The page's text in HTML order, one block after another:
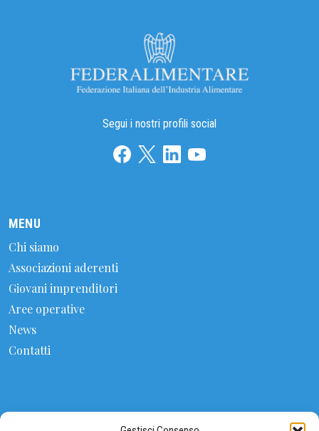
Segui i nostri profili social
MENU
Chi siamo
Associazioni aderenti
Giovani imprenditori
Aree operative
News
Contatti